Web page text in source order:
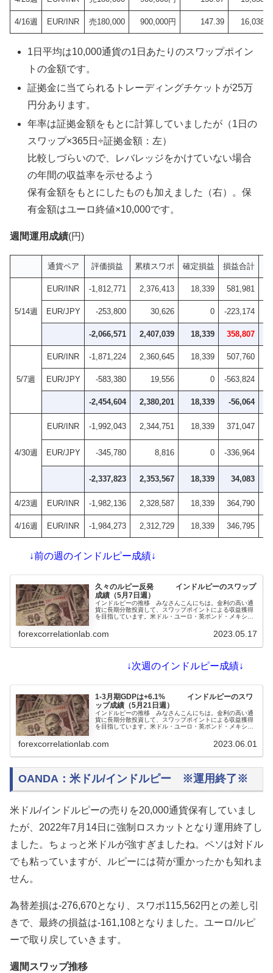
4/16週 EUR/INR 売180,000 900,000円 147.39 16,038円
1日平均は10,000通貨の1日あたりのスワップポイン
トの金額です。
証拠金に当てられるトレーディングチケットが25万
円分あります。
年率は証拠金額をもとに計算していましたが（1日の
スワップ×365日÷証拠金額：左）
比較しづらいので、レバレッジをかけていない場合
の年間の収益率を示せるよう
保有金額をもとにしたものも加えました（右）。保
有金額はユーロ終値×10,000です。
週間運用成績(円)
通貨ペア 評価損益 累積スワポ 確定損益 損益合計
5/14週
EUR/INR -1,812,771 2,376,413 18,339 581,981
EUR/JPY -253,800 30,626 0 -223,174
-2,066,571 2,407,039 18,339 358,807
5/7週
EUR/INR -1,871,224 2,360,645 18,339 507,760
EUR/JPY -583,380 19,556 0 -563,824
-2,454,604 2,380,201 18,339 -56,064
4/30週
EUR/INR -1,992,043 2,344,751 18,339 371,047
EUR/JPY -345,780 8,816 0 -336,964
-2,337,823 2,353,567 18,339 34,083
4/23週 EUR/INR -1,982,136 2,328,587 18,339 364,790
4/16週 EUR/INR -1,984,273 2,312,729 18,339 346,795
↓前の週のインドルピー成績↓
久々のルピー反発 インドルピーのスワップ
成績（5月7日週）
インドルピーの推移 みなさんこんにちは。金利の高い通
貨に長期分散投資して、スワップポイントによる収益獲得
を目指しています。米ドル・ユーロ・英ポンド・メキシコ
ランドズロチ・チェココルナ・ハンガリーフォリントの10
通貨で運用しています。ユーロ/南アフリカランドは損切り
forexcorrelationlab.com 2023.05.17
↓次週のインドルピー成績↓
1-3月期GDPは+6.1% インドルピーのスワ
ップ成績（5月21日週）
インドルピーの推移 みなさんこんにちは。金利の高い通
貨に長期分散投資して、スワップポイントによる収益獲得
を目指しています。米ドル・ユーロ・英ポンド・メキシコ
ランドズロチ・チェココルナ・ハンガリーフォリントの10
通貨で運用しています。ユーロ/インドルピーはユーロ/米
forexcorrelationlab.com 2023.06.01
OANDA：米ドル/インドルピー ※運用終了※
米ドル/インドルピーの売りを20,000通貨保有していまし
たが、2022年7月14日に強制ロスカットとなり運用終了し
ました。ちょっと米ドルが強すぎましたね。ペソは対ドル
でも粘っていますが、ルピーには荷が重かったかも知れま
せん。
為替差損は-276,670となり、スワポ115,562円との差し引
きで、最終の損益は-161,108となりました。ユーロ/ルピ
ーで取り戻していきます。
週間スワップ推移